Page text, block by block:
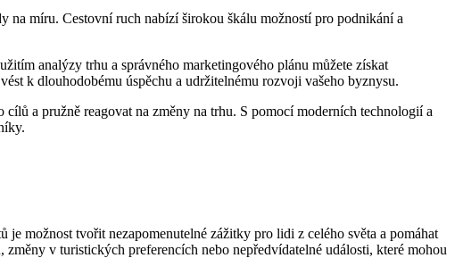
na míru. Cestovní ruch nabízí širokou škálu možností pro podnikání a
analýzy trhu a správného marketingového plánu můžete získat
k dlouhodobému úspěchu a udržitelnému rozvoji vašeho byznysu.
a pružně reagovat na změny na trhu. S pomocí moderních technologií a
možnost tvořit nezapomenutelné zážitky pro lidi z celého světa a pomáhat
v turistických preferencích nebo nepředvídatelné události, které mohou